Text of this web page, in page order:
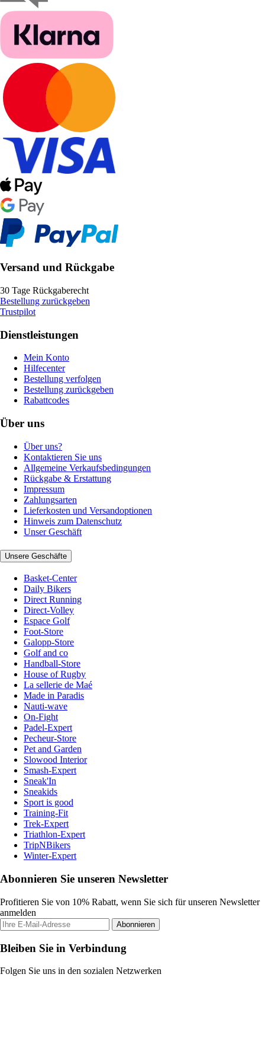
Versand und Rückgabe
30 Tage Rückgaberecht
Bestellung zurückgeben
Trustpilot
Dienstleistungen
Mein Konto
Hilfecenter
Bestellung verfolgen
Bestellung zurückgeben
Rabattcodes
Über uns
Über uns?
Kontaktieren Sie uns
Allgemeine Verkaufsbedingungen
Rückgabe & Erstattung
Impressum
Zahlungsarten
Lieferkosten und Versandoptionen
Hinweis zum Datenschutz
Unser Geschäft
Unsere Geschäfte
Basket-Center
Daily Bikers
Direct Running
Direct-Volley
Espace Golf
Foot-Store
Galopp-Store
Golf and co
Handball-Store
House of Rugby
La sellerie de Maé
Made in Paradis
Nauti-wave
On-Fight
Padel-Expert
Pecheur-Store
Pet and Garden
Slowood Interior
Smash-Expert
Sneak'In
Sneakids
Sport is good
Training-Fit
Trek-Expert
Triathlon-Expert
TripNBikers
Winter-Expert
Abonnieren Sie unseren Newsletter
Profitieren Sie von 10% Rabatt, wenn Sie sich für unseren Newsletter
anmelden
Abonnieren
Bleiben Sie in Verbindung
Folgen Sie uns in den sozialen Netzwerken